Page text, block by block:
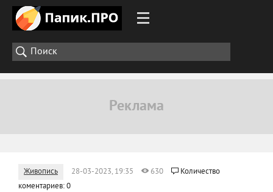
Живопись 28-03-2023, 19:35 630
Количество
коментариев: 0